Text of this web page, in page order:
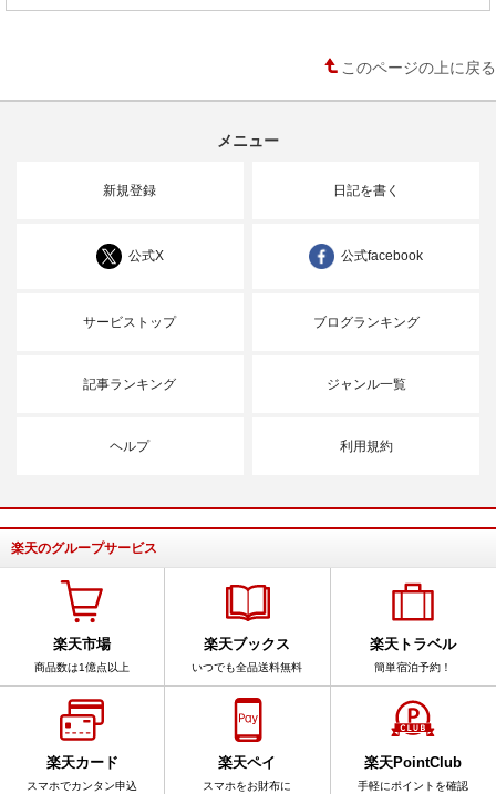
このページの上に戻る
メニュー
新規登録 日記を書く
公式X 公式facebook
サービストップ ブログランキング
記事ランキング ジャンル一覧
ヘルプ 利用規約
楽天のグループサービス
楽天市場
商品数は1億点以上
楽天ブックス
いつでも全品送料無料
楽天トラベル
簡単宿泊予約！
楽天カード
スマホでカンタン申込
楽天ペイ
スマホをお財布に
楽天PointClub
手軽にポイントを確認